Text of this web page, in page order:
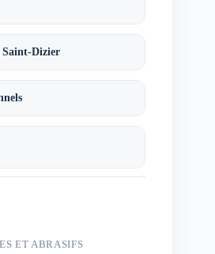
Saint-Dizier
ET ABRASIFS